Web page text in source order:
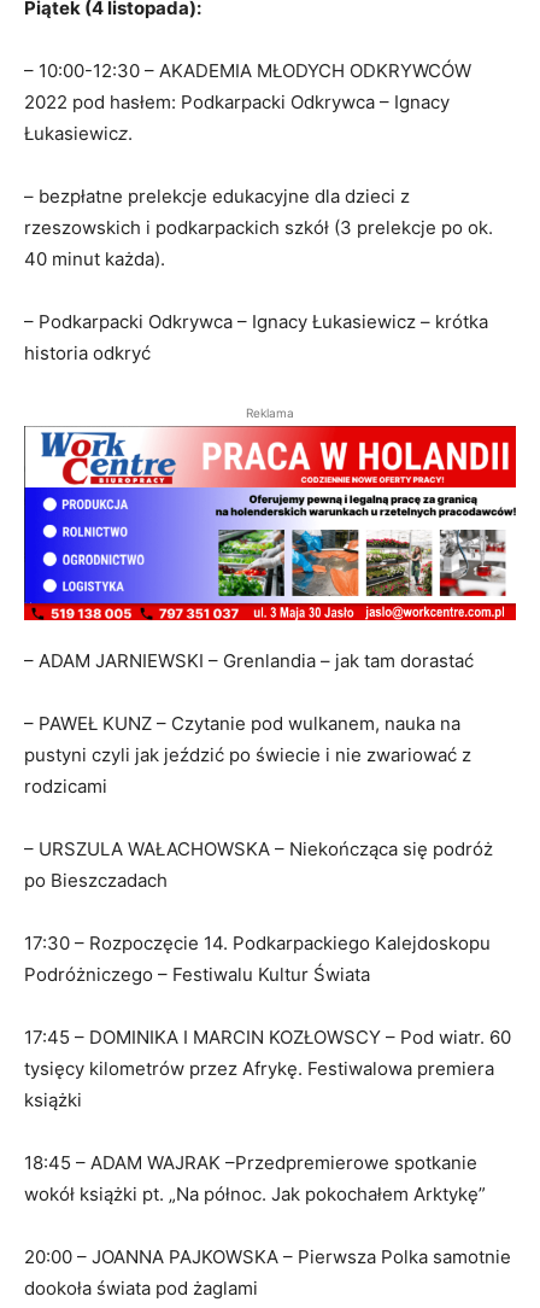
Piątek (4 listopada):
– 10:00-12:30 – AKADEMIA MŁODYCH ODKRYWCÓW
2022 pod hasłem: Podkarpacki Odkrywca – Ignacy
Łukasiewicz.
– bezpłatne prelekcje edukacyjne dla dzieci z
rzeszowskich i podkarpackich szkół (3 prelekcje po ok.
40 minut każda).
– Podkarpacki Odkrywca – Ignacy Łukasiewicz – krótka
historia odkryć
Reklama
– ADAM JARNIEWSKI – Grenlandia – jak tam dorastać
– PAWEŁ KUNZ – Czytanie pod wulkanem, nauka na
pustyni czyli jak jeździć po świecie i nie zwariować z
rodzicami
– URSZULA WAŁACHOWSKA – Niekończąca się podróż
po Bieszczadach
17:30 – Rozpoczęcie 14. Podkarpackiego Kalejdoskopu
Podróżniczego – Festiwalu Kultur Świata
17:45 – DOMINIKA I MARCIN KOZŁOWSCY – Pod wiatr. 60
tysięcy kilometrów przez Afrykę. Festiwalowa premiera
książki
18:45 – ADAM WAJRAK –Przedpremierowe spotkanie
wokół książki pt. „Na północ. Jak pokochałem Arktykę”
20:00 – JOANNA PAJKOWSKA – Pierwsza Polka samotnie
dookoła świata pod żaglami